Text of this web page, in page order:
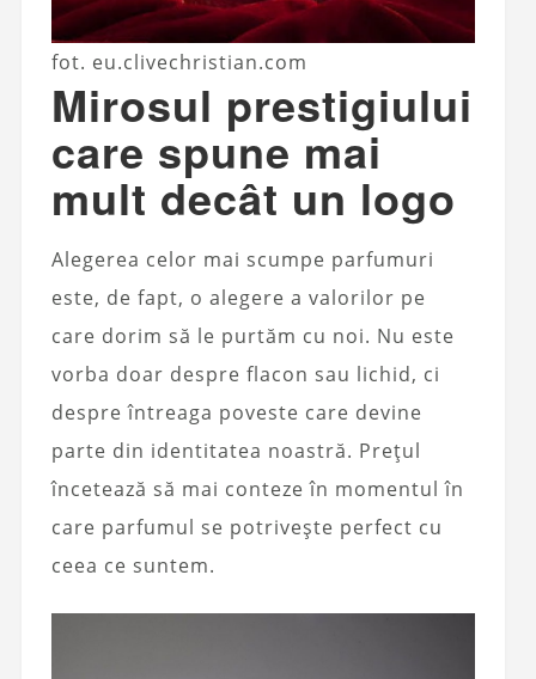
fot. eu.clivechristian.com
Mirosul prestigiului
care spune mai
mult decât un logo
Alegerea celor mai scumpe parfumuri
este, de fapt, o alegere a valorilor pe
care dorim să le purtăm cu noi. Nu este
vorba doar despre flacon sau lichid, ci
despre întreaga poveste care devine
parte din identitatea noastră. Prețul
încetează să mai conteze în momentul în
care parfumul se potrivește perfect cu
ceea ce suntem.